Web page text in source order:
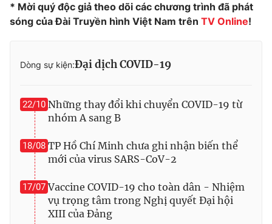
VTV Money VTV Thể thao
VTV4 Vươn mình bằng AI
VTV9 VTV8
Liên hệ tòa soạn English
* Mời quý độc giả theo dõi các chương trình đã phát
sóng của Đài Truyền hình Việt Nam trên TV Online!
Dòng sự kiện:Đại dịch COVID-19
22/10 Những thay đổi khi chuyển COVID-19 từ
nhóm A sang B
18/08 TP Hồ Chí Minh chưa ghi nhận biến thể
mới của virus SARS-CoV-2
17/07 Vaccine COVID-19 cho toàn dân - Nhiệm
vụ trọng tâm trong Nghị quyết Đại hội
XIII của Đảng